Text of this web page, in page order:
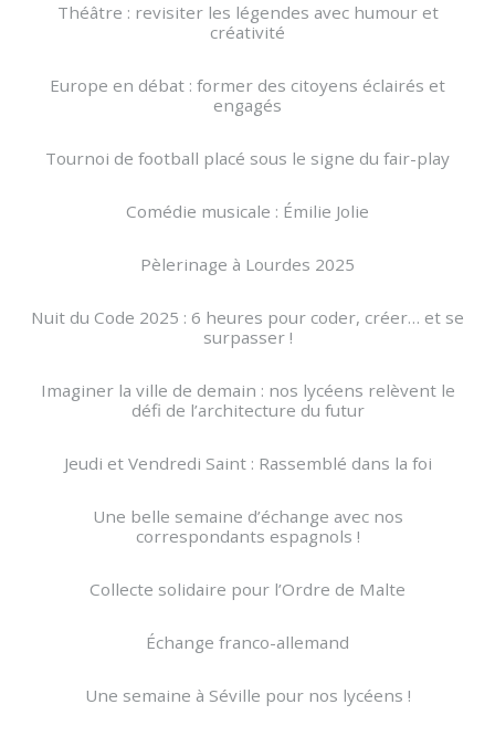
Théâtre : revisiter les légendes avec humour et
créativité
Europe en débat : former des citoyens éclairés et
engagés
Tournoi de football placé sous le signe du fair-play
Comédie musicale : Émilie Jolie
Pèlerinage à Lourdes 2025
Nuit du Code 2025 : 6 heures pour coder, créer… et se
surpasser !
Imaginer la ville de demain : nos lycéens relèvent le
défi de l’architecture du futur
Jeudi et Vendredi Saint : Rassemblé dans la foi
Une belle semaine d’échange avec nos
correspondants espagnols !
Collecte solidaire pour l’Ordre de Malte
Échange franco-allemand
Une semaine à Séville pour nos lycéens !